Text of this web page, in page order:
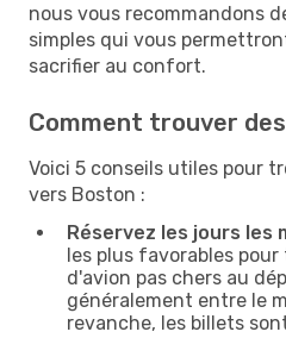
nous vous recommandons
simples qui vous
sacrifier au confort.
Comment trouver
Voici 5 conseils utiles pour
vers Boston :
Réservez les jours les
les plus favorables
d'avion pas chers au
généralement entre le
revanche, les billets